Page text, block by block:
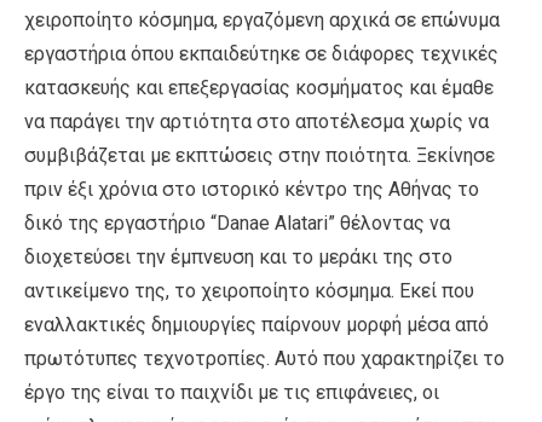
χειροποίητο κόσμημα, εργαζόμενη αρχικά σε επώνυμα
εργαστήρια όπου εκπαιδεύτηκε σε διάφορες τεχνικές
κατασκευής και επεξεργασίας κοσμήματος και έμαθε
να παράγει την αρτιότητα στο αποτέλεσμα χωρίς να
συμβιβάζεται με εκπτώσεις στην ποιότητα. Ξεκίνησε
πριν έξι χρόνια στο ιστορικό κέντρο της Αθήνας το
δικό της εργαστήριο “Danae Alatari” θέλοντας να
διοχετεύσει την έμπνευση και το μεράκι της στο
αντικείμενο της, το χειροποίητο κόσμημα. Εκεί που
εναλλακτικές δημιουργίες παίρνουν μορφή μέσα από
πρωτότυπες τεχνοτροπίες. Αυτό που χαρακτηρίζει το
έργο της είναι το παιχνίδι με τις επιφάνειες, οι